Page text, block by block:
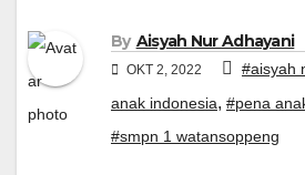
By Aisyah Nur Adhayani
OKT 2, 2022 #aisyah
anak indonesia, #pena
#smpn 1 watansoppeng